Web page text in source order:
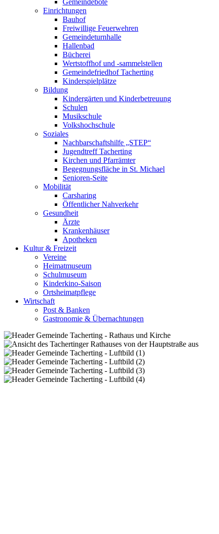
Gemeindebote
Einrichtungen
Bauhof
Freiwillige Feuerwehren
Gemeindeturnhalle
Hallenbad
Bücherei
Wertstoffhof und -sammelstellen
Gemeindefriedhof Tacherting
Kinderspielplätze
Bildung
Kindergärten und Kinderbetreuung
Schulen
Musikschule
Volkshochschule
Soziales
Nachbarschaftshilfe „STEP“
Jugendtreff Tacherting
Kirchen und Pfarrämter
Begegnungsfläche in St. Michael
Senioren-Seite
Mobilität
Carsharing
Öffentlicher Nahverkehr
Gesundheit
Ärzte
Krankenhäuser
Apotheken
Kultur & Freizeit
Vereine
Heimatmuseum
Schulmuseum
Kinderkino-Saison
Ortsheimatpflege
Wirtschaft
Post & Banken
Gastronomie & Übernachtungen